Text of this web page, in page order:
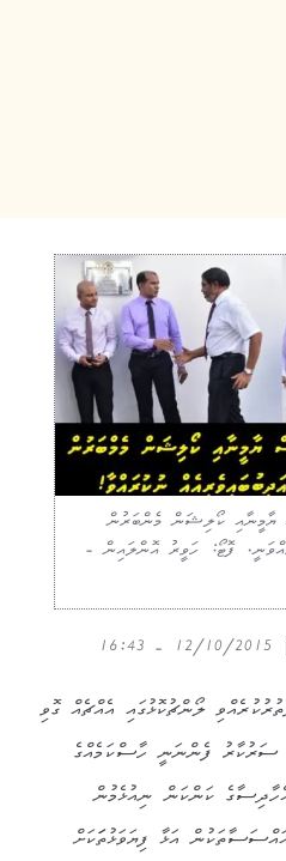
ޔާމީނާއި ކޯލިޝަން މެންބަރުން
ފޮޓޯ: ހަވީރު އޮންލައިން -
ރައީސް ދަތުރުކުރެއްވި ލޯންޗުކޮޅުގައި އެއްޗެއް ގޮވި
ފެންނަނީ ހާސްކަމެއްގެ
ކަންކަން ނިއުޅެމުން
އަޅާ ފިޔަވަޅުތަަކަށް